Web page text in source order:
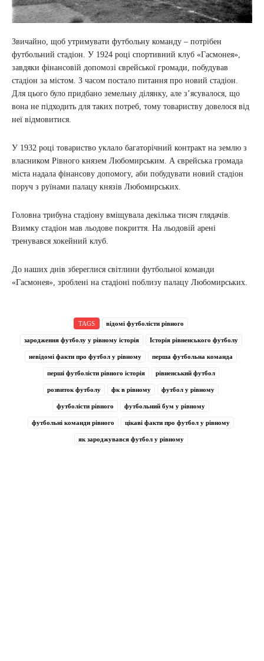
Звичайно, щоб утримувати футбольну команду – потрібен
футбольний стадіон. У 1924 році спортивний клуб «Гасмонея»,
завдяки фінансовій допомозі єврейської громади, побудував
стадіон за містом. З часом постало питання про новий стадіон.
Для цього було придбано земельну ділянку, але з’ясувалося, що
вона не підходить для таких потреб, тому товариству довелося від
неї відмовитися.
У 1932 році товариство уклало багаторічний контракт на землю з
власником Рівного князем Любомирським. А єврейська громада
міста надала фінансову допомогу, аби побудувати новий стадіон
поруч з руїнами палацу князів Любомирських.
Головна трибуна стадіону вміщувала декілька тисяч глядачів.
Взимку стадіон мав льодове покриття. На льодовій арені
тренувався хокейний клуб.
До наших днів збереглися світлини футбольної команди
«Гасмонея», зроблені на стадіоні поблизу палацу Любомирських.
TAGS відомі футболісти рівного
зародження футболу у рівному історія Історія рівненського футболу
невідомі факти про футбол у рівному перша футбольна команда
перші футболісти рівного історія рівненський футбол
розвиток футболу фк в рівному футбол у рівному
футболісти рівного футбольний бум у рівному
футбольні команди рівного цікаві факти про футбол у рівному
як зароджувався футбол у рівному